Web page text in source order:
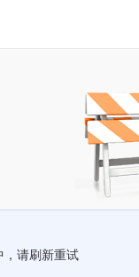
，请刷新重试